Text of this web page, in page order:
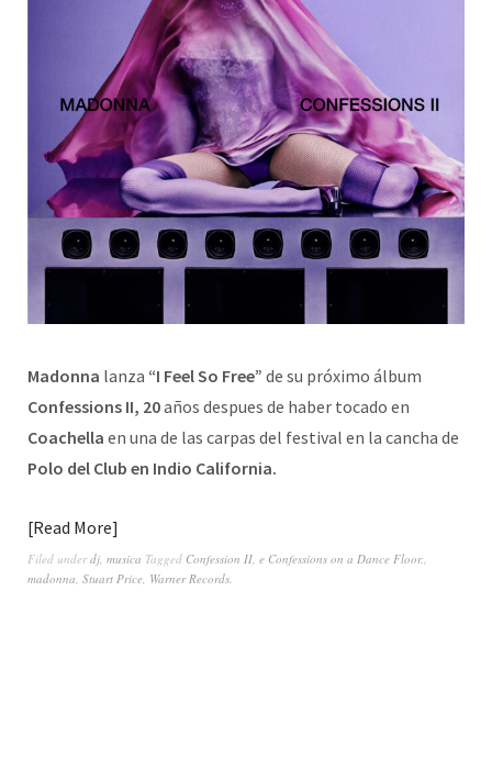
Madonna lanza “I Feel So Free” de su próximo álbum
Confessions II, 20años despues de haber tocado en
Coachella en una de las carpas del festival en la cancha de
Polo del Club en Indio California.
Read More
Filed underdj musica Tagged Confession II e Confessions on a Dance Floor.
madonna Stuart Price Warner Records.